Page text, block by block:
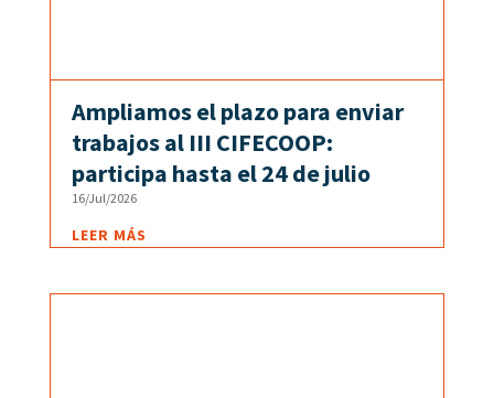
Ampliamos el plazo para enviar
trabajos al III CIFECOOP:
participa hasta el 24 de julio
16/Jul/2026
LEER MÁS